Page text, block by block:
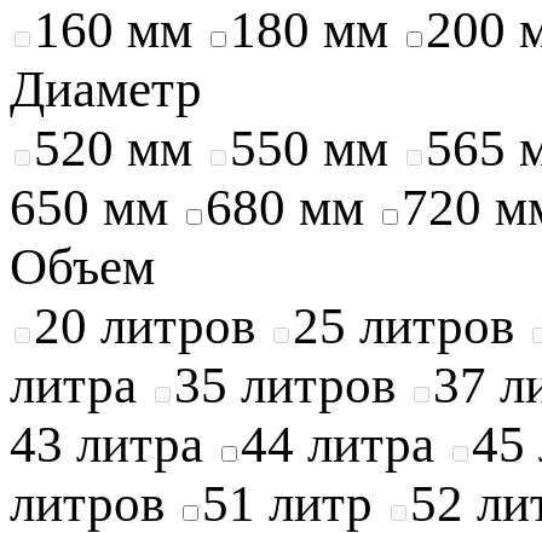
160 мм
180 мм
200
Диаметр
520 мм
550 мм
565
650 мм
680 мм
720
Объем
20 литров
25 литров
литра
35 литров
37
43 литра
44 литра
45
литров
51 литр
52